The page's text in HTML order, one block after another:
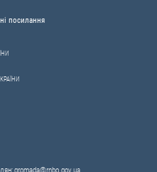
посилання
gromada@rnbo.gov.ua